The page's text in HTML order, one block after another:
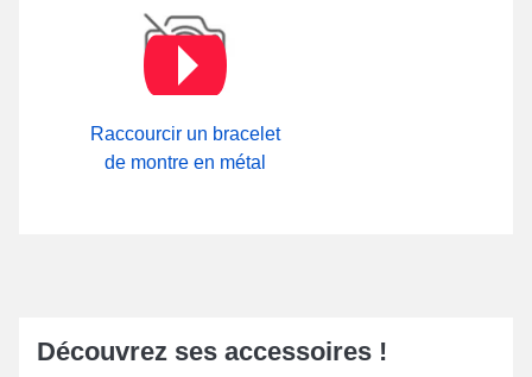
Raccourcir un bracelet
de montre en métal
Découvrez ses accessoires !